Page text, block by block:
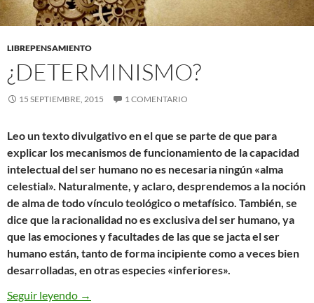
LIBREPENSAMIENTO
¿DETERMINISMO?
15 SEPTIEMBRE, 2015 1 COMENTARIO
Leo un texto divulgativo en el que se parte de que para
explicar los mecanismos de funcionamiento de la capacidad
intelectual del ser humano no es necesaria ningún «alma
celestial». Naturalmente, y aclaro, desprendemos a la noción
de alma de todo vínculo teológico o metafísico. También, se
dice que la racionalidad no es exclusiva del ser humano, ya
que las emociones y facultades de las que se jacta el ser
humano están, tanto de forma incipiente como a veces bien
desarrolladas, en otras especies «inferiores».
Seguir leyendo ¿Determinismo?
→